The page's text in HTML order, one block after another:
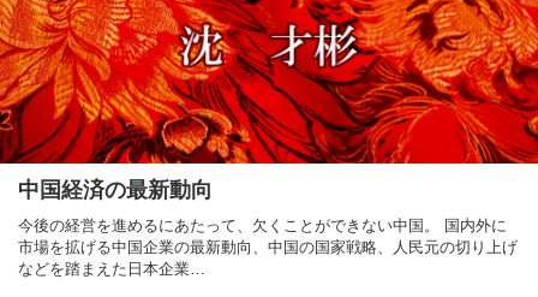
中国経済の最新動向
今後の経営を進めるにあたって、欠くことができない中国。 国内外に
市場を拡げる中国企業の最新動向、中国の国家戦略、人民元の切り上げ
などを踏まえた日本企業…